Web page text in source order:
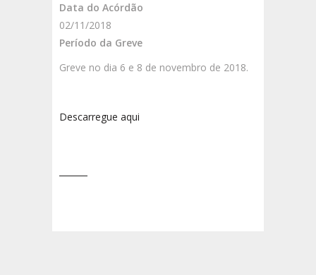
Data do Acórdão
02/11/2018
Período da Greve
Greve no dia 6 e 8 de novembro de 2018.
Descarregue aqui